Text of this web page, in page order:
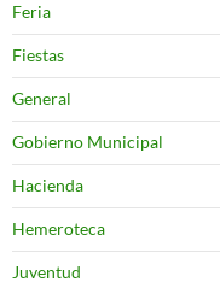
Feria
Fiestas
General
Gobierno Municipal
Hacienda
Hemeroteca
Juventud